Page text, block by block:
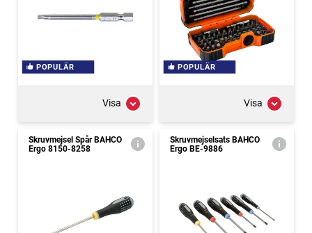
POPULÄR
Visa
POPULÄR
Visa
Skruvmejsel Spår BAHCO
Ergo 8150-8258
Skruvmejselsats BAHCO
Ergo BE-9886